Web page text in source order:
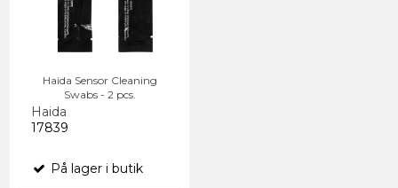
Haida Sensor Cleaning
Swabs - 2 pcs.
Haida
17839
På lager i butik